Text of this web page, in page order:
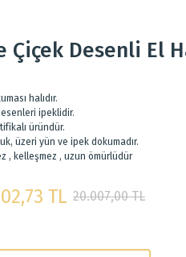
Çiçek Desenli El
halıdır.
ipeklidir.
üründür.
üzeri yün ve ipek dokumadır.
, kelleşmez , uzun ömürlüdür
TL 20.007,00 TL